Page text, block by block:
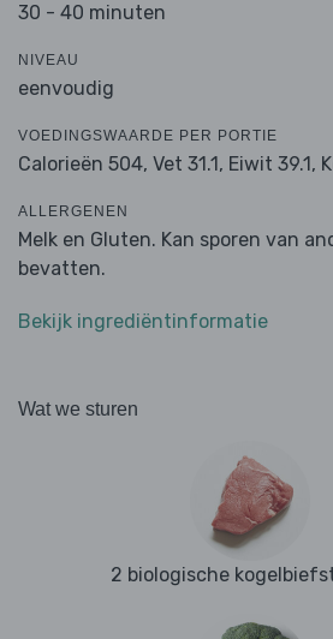
30 - 40 minuten
NIVEAU
eenvoudig
VOEDINGSWAARDE PER PORTIE
Calorieën 504, Vet 31.1, Eiwit 39.1,
ALLERGENEN
Melk en Gluten. Kan sporen van
bevatten.
Bekijk ingrediëntinformatie
Wat we sturen
2 biologische